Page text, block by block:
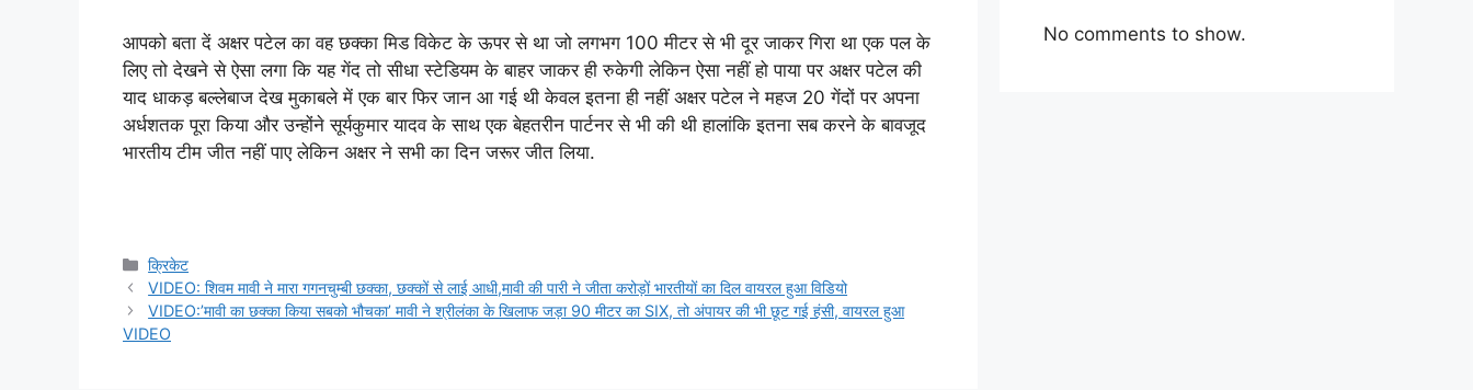
आपको बता दें अक्षर पटेल का वह छक्का मिड विकेट के ऊपर से था जो लगभग 100 मीटर से भी दूर जाकर गिरा था एक पल के
लिए तो देखने से ऐसा लगा कि यह गेंद तो सीधा स्टेडियम के बाहर जाकर ही रुकेगी लेकिन ऐसा नहीं हो पाया पर अक्षर पटेल की
याद धाकड़ बल्लेबाज देख मुकाबले में एक बार फिर जान आ गई थी केवल इतना ही नहीं अक्षर पटेल ने महज 20 गेंदों पर अपना
अर्धशतक पूरा किया और उन्होंने सूर्यकुमार यादव के साथ एक बेहतरीन पार्टनर से भी की थी हालांकि इतना सब करने के बावजूद
भारतीय टीम जीत नहीं पाए लेकिन अक्षर ने सभी का दिन जरूर जीत लिया.
Categories
क्रिकेट
VIDEO: शिवम मावी ने मारा गगनचुम्बी छक्का, छक्कों से लाई आधी,मावी की पारी ने जीता करोड़ों भारतीयों का दिल वायरल हुआ विडियो
VIDEO:’मावी का छक्का किया सबको भौचका’ मावी ने श्रीलंका के खिलाफ जड़ा 90 मीटर का SIX, तो अंपायर की भी छूट गई हंसी, वायरल हुआ
VIDEO
No comments to show.